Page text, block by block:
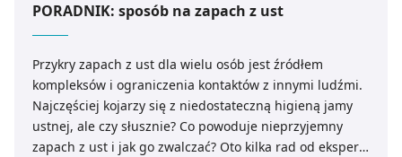
PORADNIK: sposób na zapach z ust
Przykry zapach z ust dla wielu osób jest źródłem
kompleksów i ograniczenia kontaktów z innymi ludźmi.
Najczęściej kojarzy się z niedostateczną higieną jamy
ustnej, ale czy słusznie? Co powoduje nieprzyjemny
zapach z ust i jak go zwalczać? Oto kilka rad od eksperta